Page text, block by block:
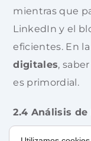
mientras que
LinkedIn y el
eficientes. En la
digitales,
es primordial.
2.4 Análisis
No basta con